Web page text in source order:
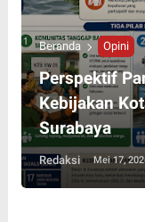
Beranda Opini
Perspektif
Kebijakan
Surabaya
Redaksi Mei 17,